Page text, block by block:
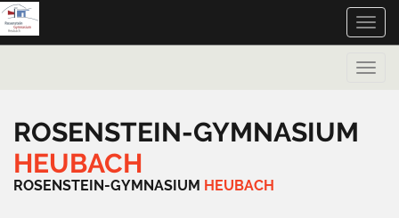
Toggle
Toggle
ROSENSTEIN-GYMNASIUM
HEUBACH
ROSENSTEIN-GYMNASIUM HEUBACH